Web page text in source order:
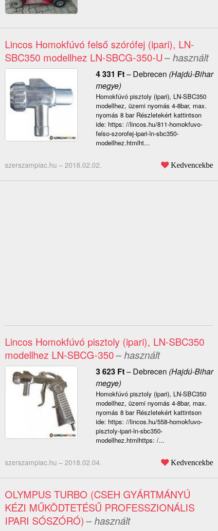
Lincos Homokfúvó felső szórófej (ipari), LN-
SBC350 modellhez LN-SBCG-350-U– használt
4 331 Ft– Debrecen (Hajdú-Bihar
megye)
Homokfúvó pisztoly (ipari), LN-SBC350
modellhez, üzemi nyomás 4-8bar, max.
nyomás 8 bar Részletekért kattintson
ide: https: //lincos.hu/811-homokfuvo-
felso-szorofej-ipari-ln-sbc350-
modellhez.htmlht...
szerszampiac.hu – 2018.02.02. Kedvencekbe
Lincos Homokfúvó pisztoly (ipari), LN-SBC350
modellhez LN-SBCG-350– használt
3 623 Ft– Debrecen (Hajdú-Bihar
megye)
Homokfúvó pisztoly (ipari), LN-SBC350
modellhez, üzemi nyomás 4-8bar, max.
nyomás 8 bar Részletekért kattintson
ide: https: //lincos.hu/558-homokfuvo-
pisztoly-ipari-ln-sbc350-
modellhez.htmlhttps: /...
szerszampiac.hu – 2018.02.04. Kedvencekbe
OLYMPUS TURBO (CSEH GYÁRTMÁNYÚ
KÉZI MŰKÖDTETÉSŰ PROFESSZIONÁLIS
IPARI SÓSZÓRÓ) – használt